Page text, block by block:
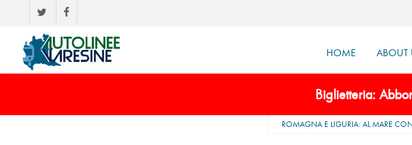
HOME ABOUT
Biglietteria:
ROMAGNA E LIGURIA: AL MARE